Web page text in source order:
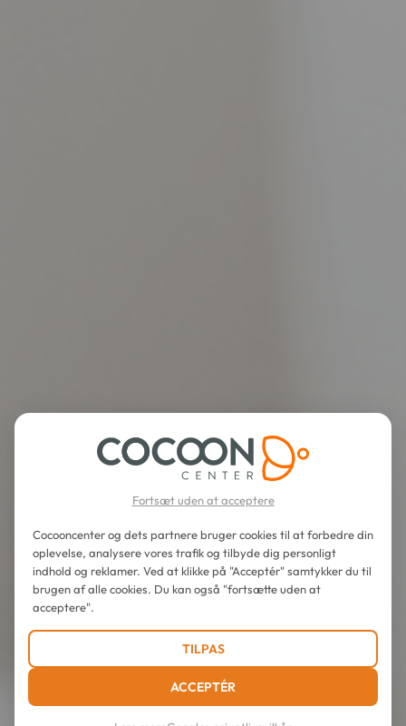
Fortsæt uden at acceptere
Cocooncenter og dets partnere bruger cookies til at forbedre din
oplevelse, analysere vores trafik og tilbyde dig personligt
indhold og reklamer. Ved at klikke på "Acceptér" samtykker du til
brugen af alle cookies. Du kan også "fortsætte uden at
acceptere".
TILPAS
ACCEPTÉR